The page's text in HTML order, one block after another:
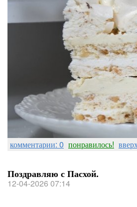
комментарии: 0 понравилось!
Поздравляю с Пасхой.
12-04-2026 07:14